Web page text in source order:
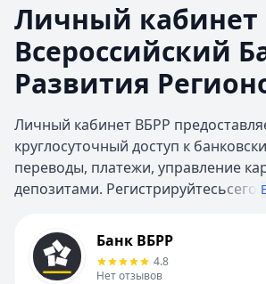
Личный кабинет
Всероссийский
Развития
Личный кабинет ВБРР
круглосуточный доступ к
переводы, платежи, управление
депозитами. Регистрируйтесьсего
Контакты
Личный кабинет
Банк ВБРР
4.8
Нет отзывов